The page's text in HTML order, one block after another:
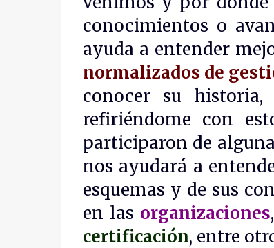
conocimientos o
ayuda a entender
normalizados de
conocer su
refiriéndome con
participaron de
nos ayudará a
esquemas y de sus
en las organizaciones
certificación, entre